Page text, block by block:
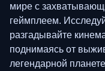
мире с
геймплеем.
разгадывайте
поднимаясь от
легендарной